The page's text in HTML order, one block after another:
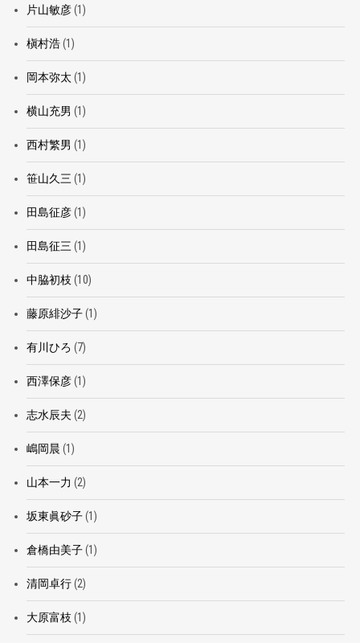
片山敏彦(1)
槇村浩(1)
岡本弥太 (1)
横山充男 (1)
西村繁男 (1)
笹山久三 (1)
田島征彦(1)
田島征三 (1)
中脇初枝 (10)
藤原緋沙子(1)
有川ひろ (7)
西澤保彦(1)
志水辰夫 (2)
嶋岡晨 (1)
山本一力 (2)
坂東眞砂子(1)
倉橋由美子(1)
清岡卓行(2)
大原富枝 (1)